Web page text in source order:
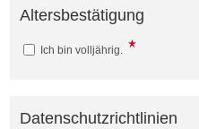
Altersbestätigung
Ich bin volljährig.
Datenschutzrichtlinien